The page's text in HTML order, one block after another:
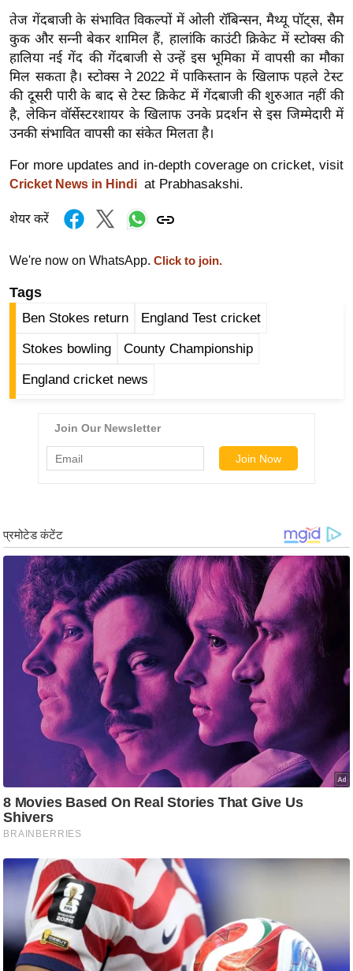
म
नो
रं
ज
न
ज
ग
त
ली
ड
हॉ
ली
ड
फि
a
i
n
g
e
स्टा
इ
ल
टे
क्नॉ
लॉ
जी
ब्यू
टी
तेज गेंदबाजी के संभावित विकल्पों में ओली रॉबिन्सन, मैथ्यू पॉट्स, सैम
कुक और सन्नी बेकर शामिल हैं, हालांकि काउंटी क्रिकेट में स्टोक्स की
हालिया नई गेंद की गेंदबाजी से उन्हें इस भूमिका में वापसी का मौका
मिल सकता है। स्टोक्स ने 2022 में पाकिस्तान के खिलाफ पहले टेस्ट
की दूसरी पारी के बाद से टेस्ट क्रिकेट में गेंदबाजी की शुरुआत नहीं की
है, लेकिन वॉर्सेस्टरशायर के खिलाफ उनके प्रदर्शन से इस जिम्मेदारी में
उनकी संभावित वापसी का संकेत मिलता है।
For more updates and in-depth coverage on cricket, visit
Cricket News in Hindi at Prabhasakshi.
शेयर करें
We're now on WhatsApp. Click to join.
Tags
Ben Stokes return England Test cricket
Stokes bowling County Championship
England cricket news